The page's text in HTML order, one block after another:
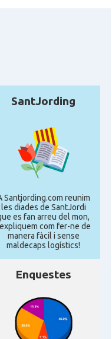
SantJording
Santjording.com reunim
les diades de SantJordi
es fan arreu del mon,
com fer-ne de
manera fàcil i sense
maldecaps logí­stics!
Enquestes